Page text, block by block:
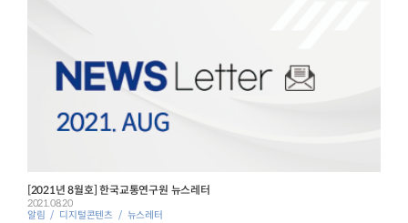
[2021년 8월호] 한국교통연구원 뉴스레터
알림 디지털콘텐츠 뉴스레터
2021.08.20